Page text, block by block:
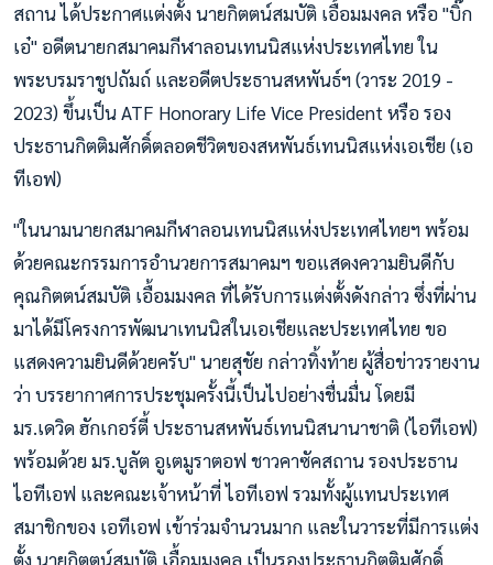
สถาน ได้ประกาศแต่งตั้ง นายกิตตน์สมบัติ เอื้อมมงคล หรือ "บิ๊ก
เอ๋" อดีตนายกสมาคมกีฬาลอนเทนนิสแห่งประเทศไทย ใน
พระบรมราชูปถัมถ์ และอดีตประธานสหพันธ์ฯ (วาระ 2019 -
2023) ขึ้นเป็น ATF Honorary Life Vice President หรือ รอง
ประธานกิตติมศักดิ์ตลอดชีวิตของสหพันธ์เทนนิสแห่งเอเชีย (เอ
ทีเอฟ)
"ในนามนายกสมาคมกีฬาลอนเทนนิสแห่งประเทศไทยฯ พร้อม
ด้วยคณะกรรมการอำนวยการสมาคมฯ ขอแสดงความยินดีกับ
คุณกิตตน์สมบัติ เอื้อมมงคล ที่ได้รับการแต่งตั้งดังกล่าว ซึ่งที่ผ่าน
มาได้มีโครงการพัฒนาเทนนิสในเอเชียและประเทศไทย ขอ
แสดงความยินดีด้วยครับ" นายสุชัย กล่าวทิ้งท้าย ผู้สื่อข่าวรายงาน
ว่า บรรยากาศการประชุมครั้งนี้เป็นไปอย่างชื่นมื่น โดยมี
มร.เดวิด ฮักเกอร์ตี้ ประธานสหพันธ์เทนนิสนานาชาติ (ไอทีเอฟ)
พร้อมด้วย มร.บูลัต อูเตมูราตอฟ ชาวคาซัคสถาน รองประธาน
ไอทีเอฟ และคณะเจ้าหน้าที่ ไอทีเอฟ รวมทั้งผู้แทนประเทศ
สมาชิกของ เอทีเอฟ เข้าร่วมจำนวนมาก และในวาระที่มีการแต่ง
ตั้ง นายกิตตน์สมบัติ เอื้อมมงคล เป็นรองประธานกิตติมศักดิ์